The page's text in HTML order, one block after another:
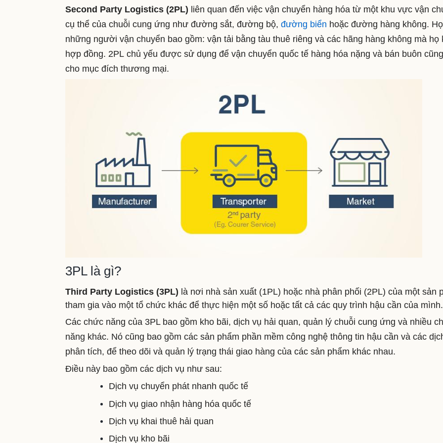
Second Party Logistics (2PL) liên quan đến việc vận chuyển hàng hóa từ một khu vực vận
cụ thể của chuỗi cung ứng như đường sắt, đường bộ, đường biển hoặc đường hàng không.
những người vận chuyển bao gồm: vận tải bằng tàu thuê riêng và các hãng hàng không mà họ
hợp đồng. 2PL chủ yếu được sử dụng để vận chuyển quốc tế hàng hóa nặng và bán buôn
cho mục đích thương mại.
3PL là gì?
Third Party Logistics (3PL) là nơi nhà sản xuất (1PL) hoặc nhà phân phối (2PL) của một sản
tham gia vào một tổ chức khác để thực hiện một số hoặc tất cả các quy trình hậu cần của mình.
Các chức năng của 3PL bao gồm kho bãi, dịch vụ hải quan, quản lý chuỗi cung ứng và nhiều
năng khác. Nó cũng bao gồm các sản phẩm phần mềm công nghệ thông tin hậu cần và các
phân tích, để theo dõi và quản lý trạng thái giao hàng của các sản phẩm khác nhau.
Điều này bao gồm các dịch vụ như sau:
Dịch vụ chuyển phát nhanh quốc tế
Dịch vụ giao nhận hàng hóa quốc tế
Dịch vụ khai thuê hải quan
Dịch vụ kho bãi